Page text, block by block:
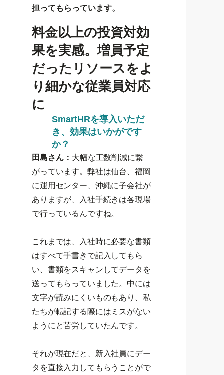
担ってもらっています。
料金以上の投資対効
果を実感。増員予定
だったリソースをよ
り細かな従業員対応
に
SmartHRを導入いただ
き、効果はいかがです
か？
田島さん： 大幅な工数削減に繋
がっています。弊社は仙台、福岡
に運用センター、沖縄に子会社が
ありますが、入社手続きは各現場
で行っているんですね。
これまでは、入社時に必要な書類
はすべて手書きで記入してもら
い、書類をスキャンしてデータを
送ってもらっていました。中には
文字が読みにくいものもあり、私
たちが転記する際にはミスがない
ようにと苦労していたんです。
それが現在だと、新入社員にデー
タを直接入力してもらうことがで